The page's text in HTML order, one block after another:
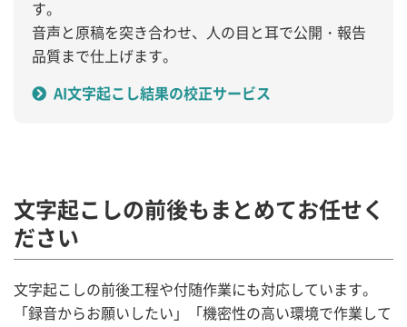
す。
音声と原稿を突き合わせ、人の目と耳で公開・報告
品質まで仕上げます。
AI文字起こし結果の校正サービス
文字起こしの前後もまとめてお任せく
ださい
文字起こしの前後工程や付随作業にも対応しています。
「録音からお願いしたい」「機密性の高い環境で作業して